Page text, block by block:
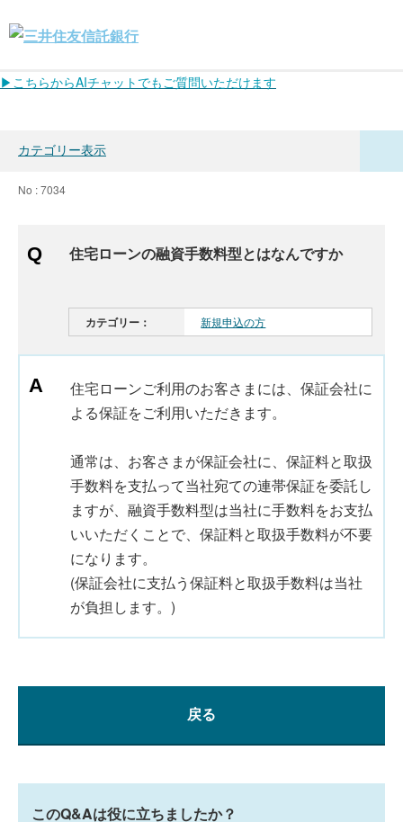
▶こちらからAIチャットでもご質問いただけます
カテゴリー表示
No : 7034
住宅ローンの融資手数料型とはなんですか
カテゴリー： 新規申込の方
住宅ローンご利用のお客さまには、保証会社に
よる保証をご利用いただきます。
通常は、お客さまが保証会社に、保証料と取扱
手数料を支払って当社宛ての連帯保証を委託し
ますが、融資手数料型は当社に手数料をお支払
いいただくことで、保証料と取扱手数料が不要
になります。
(保証会社に支払う保証料と取扱手数料は当社
が負担します。)
戻る
このQ&Aは役に立ちましたか？